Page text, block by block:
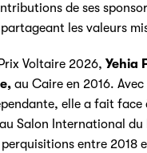
de ses
les valeurs
Voltaire 2026, Yehia
au Caire en 2016.
elle a fait face
Salon International
perquisitions entre 2018